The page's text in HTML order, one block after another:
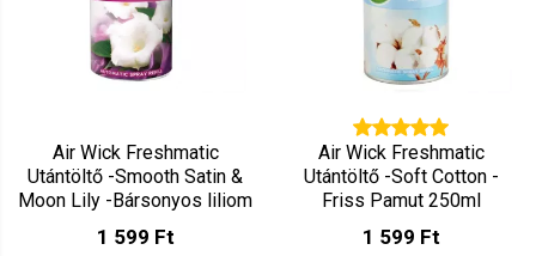
Air Wick Freshmatic
Utántöltő -Smooth Satin &
Moon Lily -Bársonyos liliom
250ml
1 599 Ft
Air Wick Freshmatic
Utántöltő -Soft Cotton -
Friss Pamut 250ml
1 599 Ft